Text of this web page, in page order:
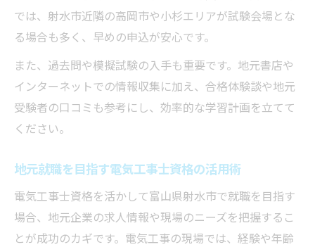
では、射水市近隣の高岡市や小杉エリアが試験会場とな
る場合も多く、早めの申込が安心です。
また、過去問や模擬試験の入手も重要です。地元書店や
インターネットでの情報収集に加え、合格体験談や地元
受験者の口コミも参考にし、効率的な学習計画を立てて
ください。
地元就職を目指す電気工事士資格の活用術
電気工事士資格を活かして富山県射水市で就職を目指す
場合、地元企業の求人情報や現場のニーズを把握するこ
とが成功のカギです。電気工事の現場では、経験や年齢